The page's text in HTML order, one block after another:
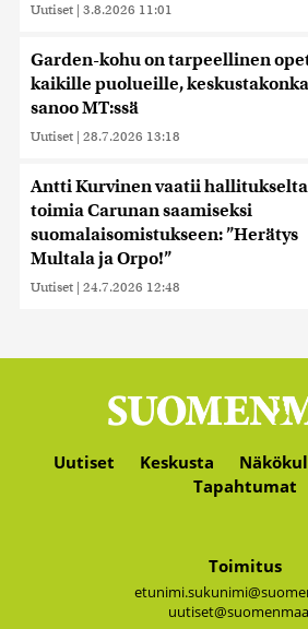
Uutiset | 3.8.2026 11:01
Garden-kohu on tarpeellinen
kaikille puolueille,
sanoo MT:ssä
Uutiset | 28.7.2026 13:18
Antti Kurvinen vaatii hallitukselta
toimia Carunan saamiseksi
suomalaisomistukseen: ”Herätys
Multala ja Orpo!”
Uutiset | 24.7.2026 12:48
Uutiset Keskusta
Tapahtumat
Toimitus